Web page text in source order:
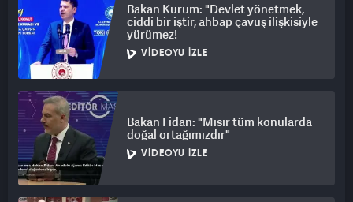
Bakan Kurum: "Devlet yönetmek,
ciddi bir iştir, ahbap çavuş ilişkisiyle
yürümez!
VIDEOYU İZLE
Bakan Fidan: "Mısır tüm konularda
doğal ortağımızdır"
VIDEOYU İZLE